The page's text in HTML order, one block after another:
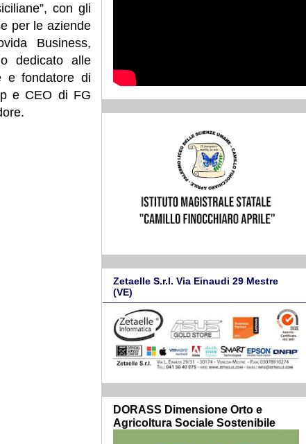
con gli
per le aziende
Business,
dedicato alle
e fondatore di
e CEO di FG
Zetaelle S.r.l. Via Einaudi 29 Mestre
(VE)
DORASS Dimensione Orto e
Agricoltura Sociale Sostenibile